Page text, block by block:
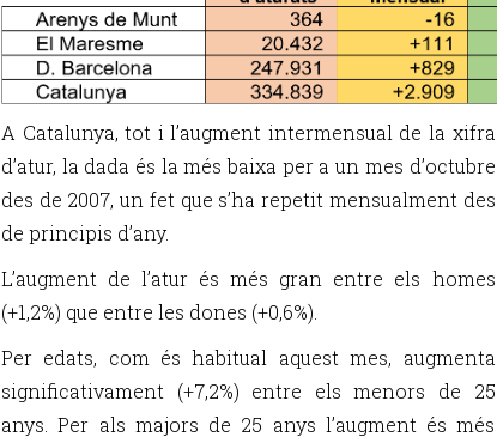
A Catalunya, tot i l’augment intermensual de la xifra
d’atur, la dada és la més baixa per a un mes d’octubre
des de 2007, un fet que s’ha repetit mensualment des
de principis d’any.
L’augment de l’atur és més gran entre els homes
(+1,2%) que entre les dones (+0,6%).
Per edats, com és habitual aquest mes, augmenta
significativament (+7,2%) entre els menors de 25
anys. Per als majors de 25 anys l’augment és més